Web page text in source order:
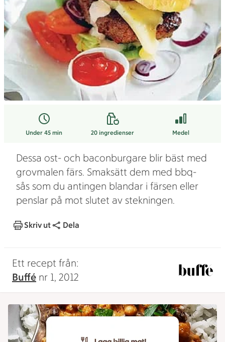
Under 45 min 20 ingredienser Medel
Dessa ost- och baconburgare blir bäst med
grovmalen färs. Smaksätt dem med bbq-
sås som du antingen blandar i färsen eller
penslar på mot slutet av stekningen.
Skriv ut Dela
Ett recept från:
Buffé nr 1, 2012